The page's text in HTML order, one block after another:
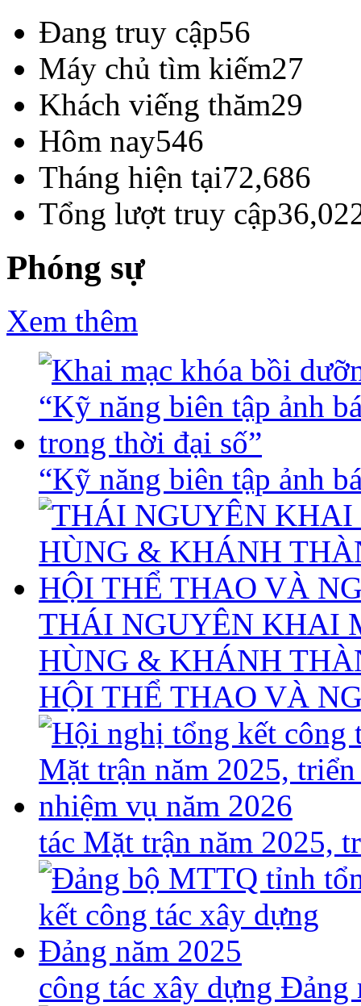
Đang truy cập56
Máy chủ tìm kiếm27
Khách viếng thăm29
Hôm nay546
Tháng hiện tại72,686
Tổng lượt truy cập
Phóng sự
Xem thêm
“Kỹ năng biên tập ảnh
THÁI NGUYÊN KHAI
HÙNG & KHÁNH
HỘI THỂ THAO VÀ
tác Mặt trận năm 2025,
công tác xây dựng Đảng